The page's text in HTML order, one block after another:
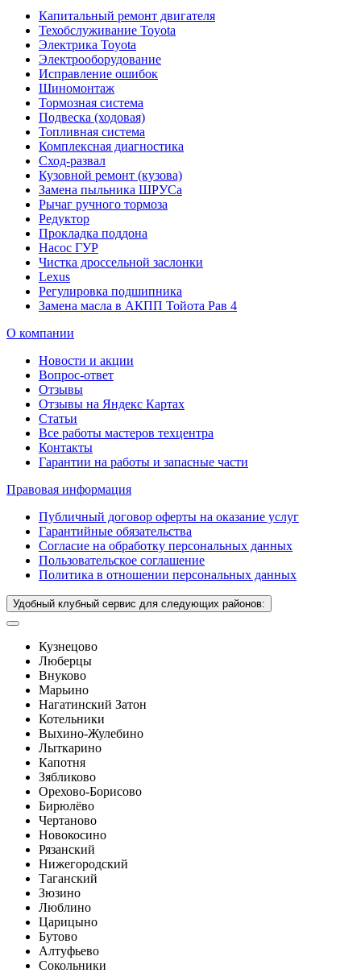
Капитальный ремонт двигателя
Техобслуживание Toyota
Электрика Toyota
Электрооборудование
Исправление ошибок
Шиномонтаж
Тормозная система
Подвеска (ходовая)
Топливная система
Комплексная диагностика
Сход-развал
Кузовной ремонт (кузова)
Замена пыльника ШРУСа
Рычаг ручного тормоза
Редуктор
Прокладка поддона
Насос ГУР
Чистка дроссельной заслонки
Lexus
Регулировка подшипника
Замена масла в АКПП Тойота Рав 4
О компании
Новости и акции
Вопрос-ответ
Отзывы
Отзывы на Яндекс Картах
Статьи
Все работы мастеров техцентра
Контакты
Гарантии на работы и запасные части
Правовая информация
Публичный договор оферты на оказание услуг
Гарантийные обязательства
Согласие на обработку персональных данных
Пользовательское соглашение
Политика в отношении персональных данных
Удобный клубный сервис для следующих районов:
Кузнецово
Люберцы
Внуково
Марьино
Нагатинский Затон
Котельники
Выхино-Жулебино
Лыткарино
Капотня
Зябликово
Орехово-Борисово
Бирюлёво
Чертаново
Новокосино
Рязанский
Нижегородский
Таганский
Зюзино
Люблино
Царицыно
Бутово
Алтуфьево
Сокольники